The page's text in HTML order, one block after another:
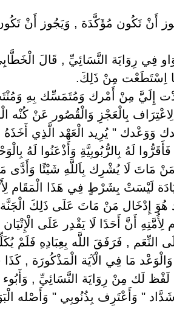
أَنْ تَكُون مُؤَكَّدَة , وَيَجُوز أَنْ
فِي رِوَايَة النَّسَائِيِّ , قَالَ
اِسْتَطَعْت مِنْ ذَلِكَ.
إِلَيَّ مِنْ أَمْرك وَمُتَمَسِّك بِهِ
بِالْعَجْزِ وَالْقُصُور عَنْ كُنْه
وَوَعْدك " يُرِيد الْعَهْد الَّذِي أَخَذَهُ
لَهُ بِالرُّبُوبِيَّةِ وَأَذْعَنُوا لَهُ
مَاتَ لَا يُشْرِك بِاَللَّهِ شَيْئًا وَأَدَّى
لَيْسَتْ بِشَرْطٍ فِي هَذَا الْمَقَام
هُوَ إِدْخَال مَنْ مَاتَ عَلَى ذَلِكَ
أَنَّ أَحَدًا لَا يَقْدِر عَلَى
النِّعَم , فَرَفَقَ اللَّه بِعِبَادِهِ فَلَمْ
مَا فِي الْآيَة الْمَذْكُورَة ,
لَك مِنْ رِوَايَة النَّسَائِيِّ , وَأَبُوء
" وَأَعْتَرِف بِذُنُوبِي " وَأَصْله